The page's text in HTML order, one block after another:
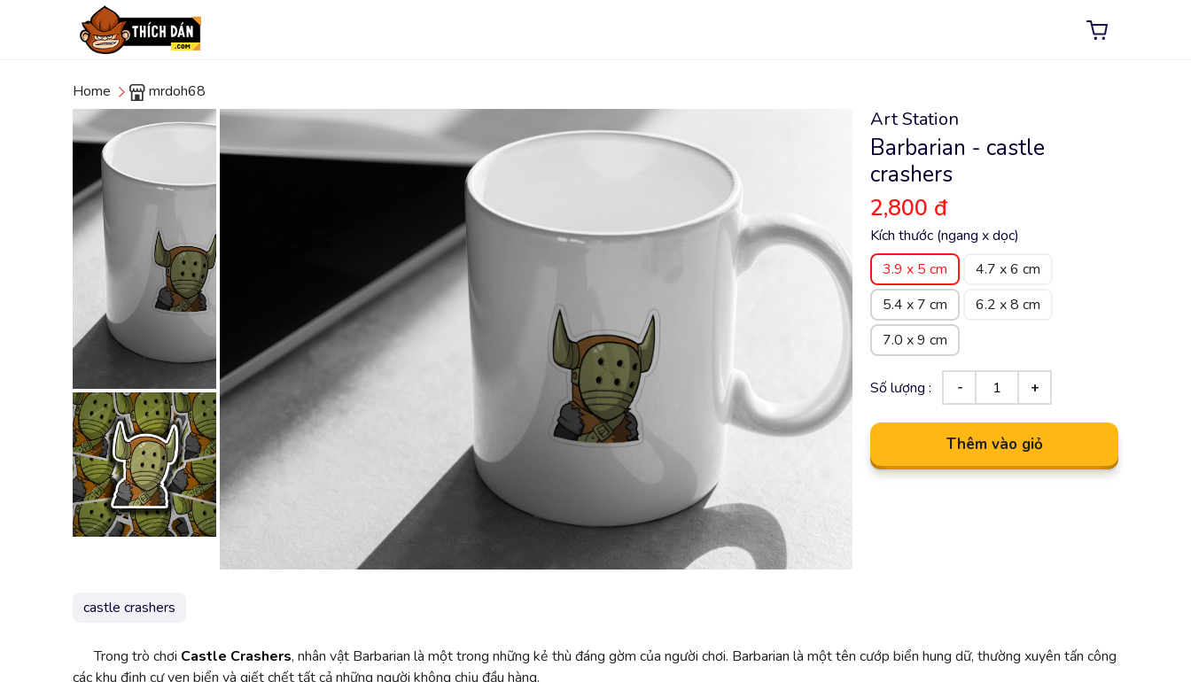
Home mrdoh68
Art Station
Barbarian - castle
crashers
2,800 đ
Kích thước (ngang x dọc)
3.9 x 5 cm
4.7 x 6 cm
5.4 x 7 cm
6.2 x 8 cm
7.0 x 9 cm
Số lượng :
Thêm vào giỏ
castle crashers
Trong trò chơi Castle Crashers, nhân vật Barbarian là một trong những kẻ thù đáng gờm của người chơi. Barbarian là một tên cướp biển hung dữ, thường xuyên tấn công
các khu định cư ven biển và giết chết tất cả những người không chịu đầu hàng.